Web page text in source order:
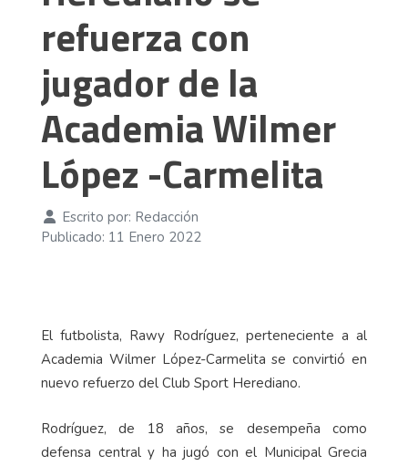
refuerza con
jugador de la
Academia Wilmer
López -Carmelita
Escrito por: Redacción
Publicado: 11 Enero 2022
El futbolista, Rawy Rodríguez, perteneciente a al
Academia Wilmer López-Carmelita se convirtió en
nuevo refuerzo del Club Sport Herediano.
Rodríguez, de 18 años, se desempeña como
defensa central y ha jugó con el Municipal Grecia